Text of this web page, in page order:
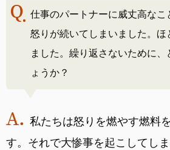
仕事のパートナーに威丈高なこ
怒りが続いてしまいました。ほ
ました。繰り返さないために
ょうか？
私たちは怒りを燃やす燃料
す。それで大惨事を起こしてし